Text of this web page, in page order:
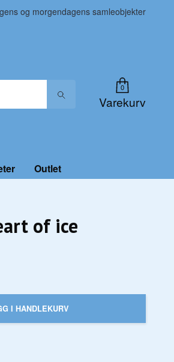
og morgendagens samleobjekter
0
Varekurv
Outlet
of ice
I HANDLEKURV